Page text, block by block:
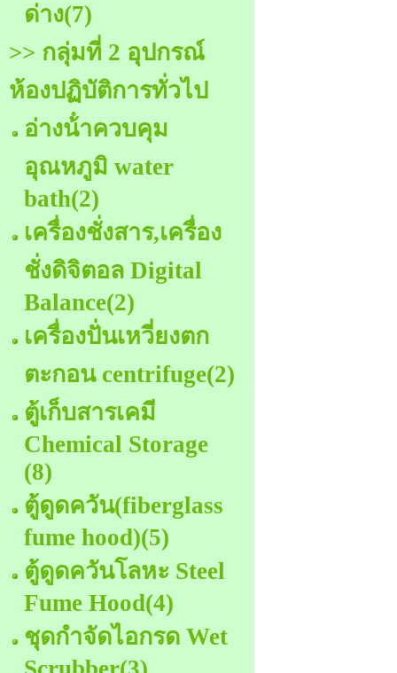
ด่าง(7)
>> กลุ่มที่ 2 อุปกรณ์
ห้องปฏิบัติการทั่วไป
อ่างน้ําควบคุม
อุณหภูมิ water
bath(2)
เครื่องชั่งสาร,เครื่อง
ชั่งดิจิตอล Digital
Balance(2)
เครื่องปั่นเหวี่ยงตก
ตะกอน centrifuge(2)
ตู้เก็บสารเคมี
Chemical Storage
(8)
ตู้ดูดควัน(fiberglass
fume hood)(5)
ตู้ดูดควันโลหะ Steel
Fume Hood(4)
ชุดกําจัดไอกรด Wet